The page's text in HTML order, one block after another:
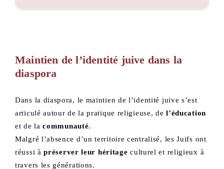
Maintien de l’identité juive dans la
diaspora
Dans la diaspora, le maintien de l’identité juive s’est
articulé autour de la pratique religieuse, del’éducation
et de lacommunauté.
Malgré l’absence d’un territoire centralisé, les Juifs ont
réussi àpréserver leur héritage culturel et religieux à
travers les générations.